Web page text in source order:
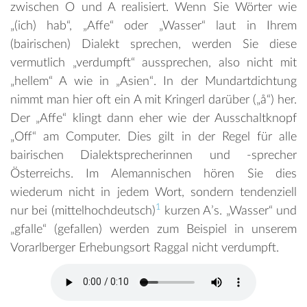
zwischen O und A realisiert. Wenn Sie Wörter wie
„(ich) hab“, „Affe“ oder „Wasser“ laut in Ihrem
(bairischen) Dialekt sprechen, werden Sie diese
vermutlich „verdumpft“ aussprechen, also nicht mit
„hellem“ A wie in „Asien“. In der Mundartdichtung
nimmt man hier oft ein A mit Kringerl darüber („å“) her.
Der „Affe“ klingt dann eher wie der Ausschaltknopf
„Off“ am Computer. Dies gilt in der Regel für alle
bairischen Dialektsprecherinnen und -sprecher
Österreichs. Im Alemannischen hören Sie dies
wiederum nicht in jedem Wort, sondern tendenziell
nur bei (mittelhochdeutsch)1 kurzen A’s. „Wasser“ und
„gfalle“ (gefallen) werden zum Beispiel in unserem
Vorarlberger Erhebungsort Raggal nicht verdumpft.